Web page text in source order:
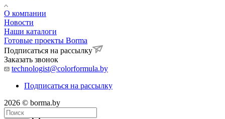
О компании
Новости
Наши каталоги
Готовые проекты Borma
Подписаться на рассылку
Заказать звонок
technologist@colorformula.by
Подписаться на рассылку
2026 © borma.by